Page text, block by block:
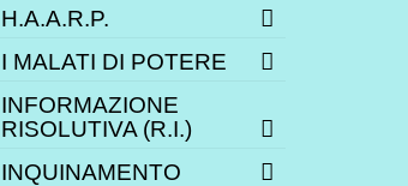
H.A.A.R.P.
I MALATI DI POTERE
INFORMAZIONE
RISOLUTIVA (R.I.)
INQUINAMENTO